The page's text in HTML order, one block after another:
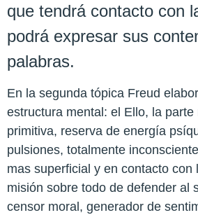
que tendrá contacto con
podrá expresar sus
palabras.
En la segunda tópica Freud
estructura mental: el Ello, la parte
primitiva, reserva de energía
pulsiones, totalmente
mas superficial y en contacto con
misión sobre todo de defender al
censor moral, generador de